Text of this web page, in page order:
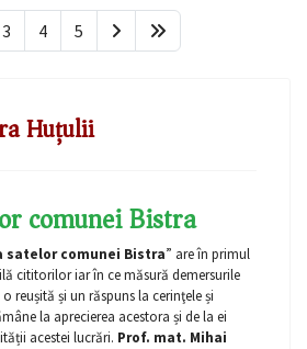
3 4 5
Huțulii
comunei Bistra
satelor comunei Bistra” are în primul
cititorilor iar în ce măsură demersurile
reușită și un răspuns la cerinţele și
la aprecierea acestora și de la ei
acestei lucrări. Prof. mat. Mihai